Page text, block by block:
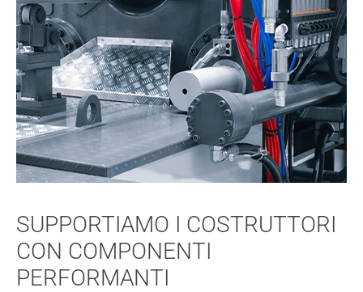
SUPPORTIAMO I COSTRUTTORI
CON COMPONENTI
PERFORMANTI